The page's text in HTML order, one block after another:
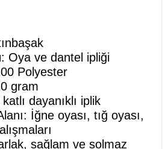
ve dantel ipliği
Polyester
gram
dayanıklı iplik
İğne oyası, tığ oyası,
sağlam ve solmaz